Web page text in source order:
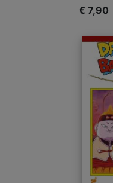
€ 7,90